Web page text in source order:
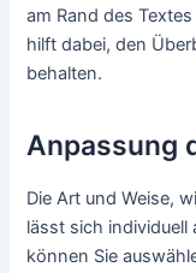
am Rand des
hilft dabei, den
behalten.
Anpassung
Die Art und Weise,
lässt sich individuell
können Sie